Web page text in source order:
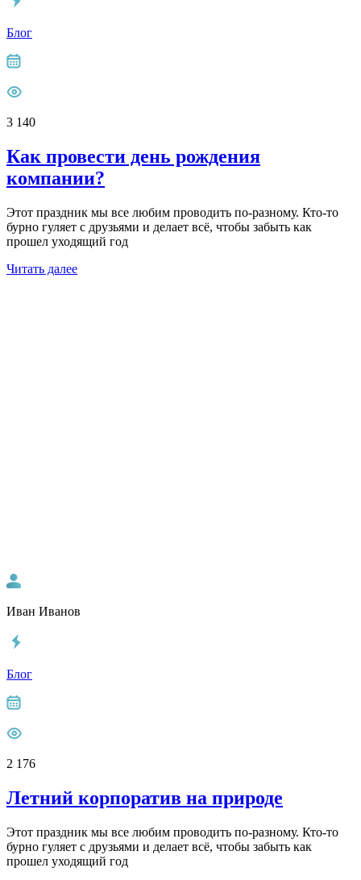
Блог
3 140
Как провести день рождения
компании?
Этот праздник мы все любим проводить по-разному. Кто-то
бурно гуляет с друзьями и делает всё, чтобы забыть как
прошел уходящий год
Читать далее
Иван Иванов
Блог
2 176
Летний корпоратив на природе
Этот праздник мы все любим проводить по-разному. Кто-то
бурно гуляет с друзьями и делает всё, чтобы забыть как
прошел уходящий год